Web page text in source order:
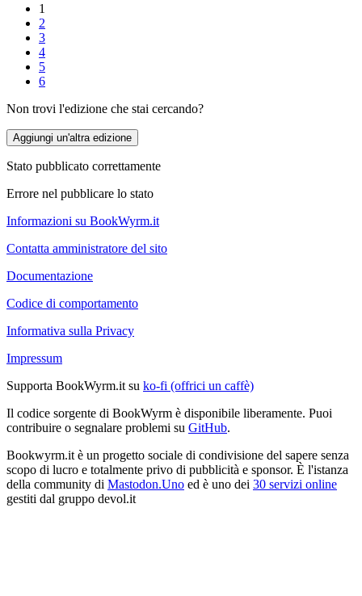
1
2
3
4
5
6
Non trovi l'edizione che stai cercando?
Aggiungi un'altra edizione
Stato pubblicato correttamente
Errore nel pubblicare lo stato
Informazioni su BookWyrm.it
Contatta amministratore del sito
Documentazione
Codice di comportamento
Informativa sulla Privacy
Impressum
Supporta BookWyrm.it su ko-fi (offrici un caffè)
Il codice sorgente di BookWyrm è disponibile liberamente. Puoi
contribuire o segnalare problemi su GitHub.
Bookwyrm.it è un progetto sociale di condivisione del sapere senza
scopo di lucro e totalmente privo di pubblicità e sponsor. È l'istanza
della community di Mastodon.Uno ed è uno dei 30 servizi online
gestiti dal gruppo devol.it